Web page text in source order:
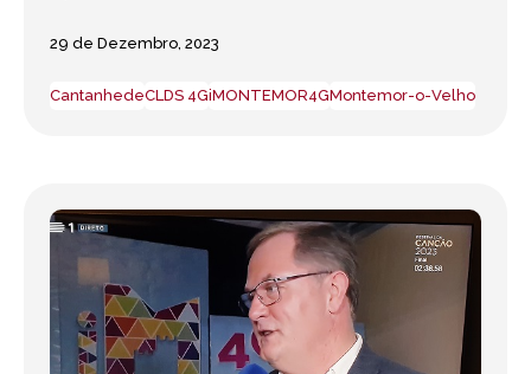
29 de Dezembro, 2023
CantanhedeCLDS 4GiMONTEMOR4GMontemor-o-Velho